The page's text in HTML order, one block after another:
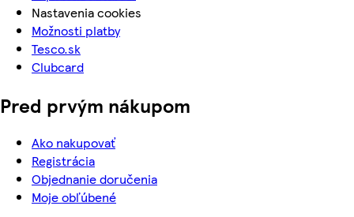
Nastavenia cookies
Možnosti platby
Tesco.sk
Clubcard
Pred prvým nákupom
Ako nakupovať
Registrácia
Objednanie doručenia
Moje obľúbené